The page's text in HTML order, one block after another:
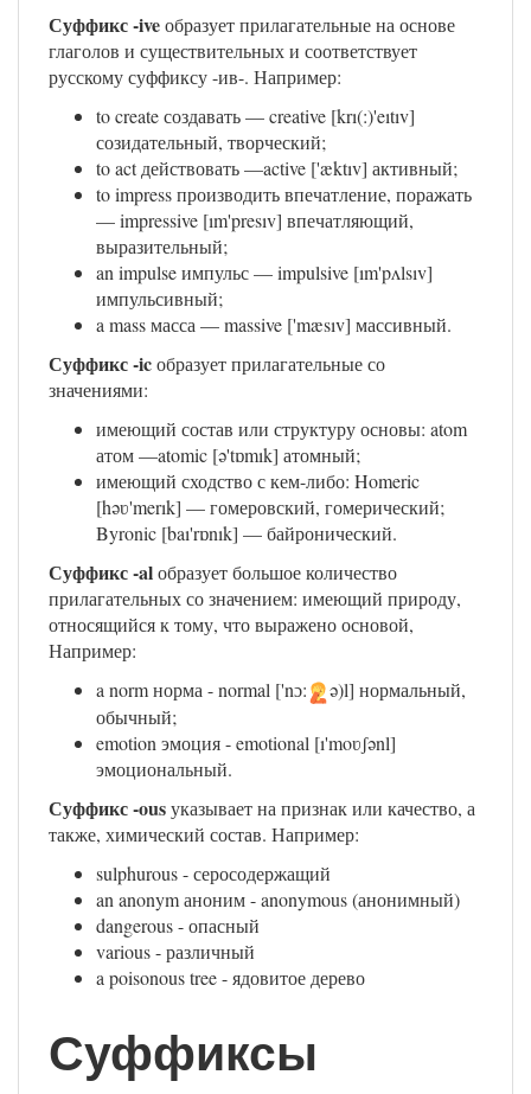
Суффикс -iveобразует прилагательные на основе
глаголов и существительных и соответствует
русскому суффиксу -ив-. Например:
to create создавать — creative [krı(:)'eıtıv]
созидательный, творческий;
to act действовать —active ['æktıv] активный;
to impress производить впечатление, поражать
— impressive [ım'presıv] впечатляющий,
выразительный;
an impulse импульс — impulsive [ım'pʌlsıv]
импульсивный;
a mass масса — massive ['mæsıv] массивный.
Суффикс -icобразует прилагательные со
значениями:
имеющий состав или структуру основы: atom
атом —atomic [ə'tɒmık] атомный;
имеющий сходство с кем-либо: Homeric
[həʋ'merık] — гомеровский, гомерический;
Byronic [baı'rɒnık] — байронический.
Суффикс -alобразует большое количество
прилагательных со значением: имеющий природу,
относящийся к тому, что выражено основой,
Например:
a norm норма - normal ['nɔ:
ə)l] нормальный,
обычный;
emotion эмоция - emotional [ı'moʋʃənl]
эмоциональный.
Суффикс -ousуказывает на признак или качество, а
также, химический состав. Например:
sulphurous - серосодержащий
an anonym аноним - anonymous (анонимный)
dangerous - опасный
various - различный
a poisonous tree - ядовитое дерево
Суффиксы